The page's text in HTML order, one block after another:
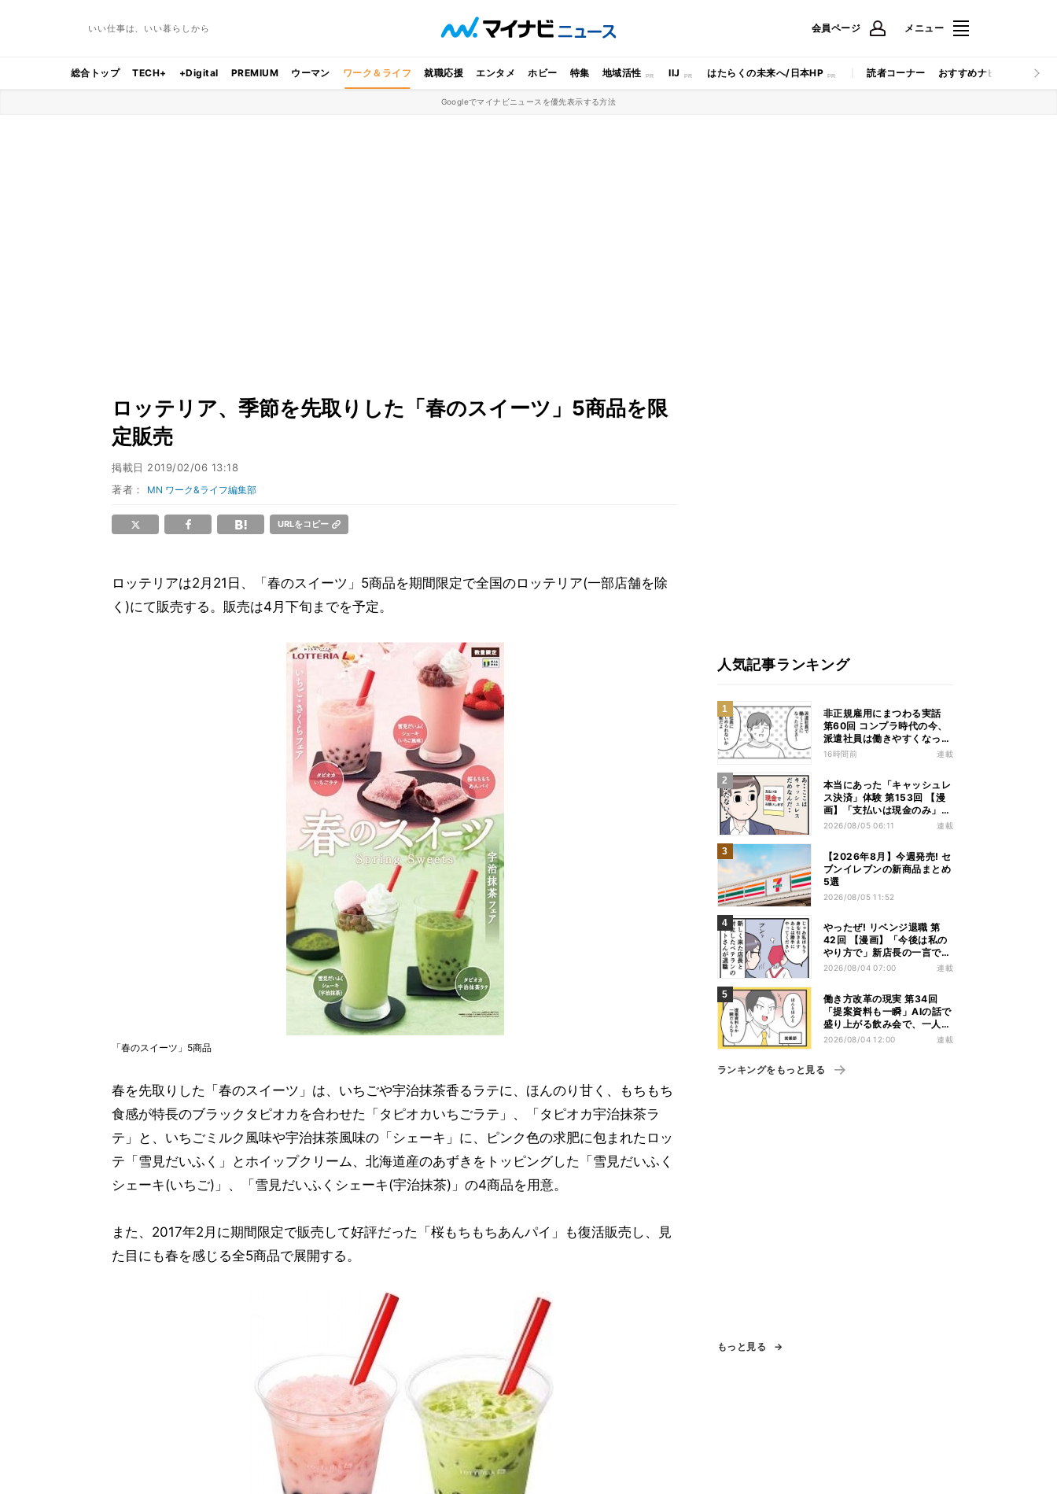
いい仕事は、いい暮らしから 会員ページ メニュー
総合トップ TECH+ +Digital PREMIUM ウーマン ワーク＆ライフ 就職応援 エンタメ ホビー 特集 地域活性 IIJ はたらくの未来へ/日本HP 読者コーナー おすすめナビ マイナビ
Googleでマイナビニュースを優先表示する方法
ロッテリア、季節を先取りした「春のスイーツ」5商品を限
定販売
掲載日 2019/02/06 13:18
著者： MN ワーク&ライフ編集部
URLをコピー
ロッテリアは2月21日、「春のスイーツ」5商品を期間限定で全国のロッテリア(一部店舗を除
く)にて販売する。販売は4月下旬までを予定。
「春のスイーツ」5商品
春を先取りした「春のスイーツ」は、いちごや宇治抹茶香るラテに、ほんのり甘く、もちもち
食感が特長のブラックタピオカを合わせた「タピオカいちごラテ」、「タピオカ宇治抹茶ラ
テ」と、いちごミルク風味や宇治抹茶風味の「シェーキ」に、ピンク色の求肥に包まれたロッ
テ「雪見だいふく」とホイップクリーム、北海道産のあずきをトッピングした「雪見だいふく
シェーキ(いちご)」、「雪見だいふくシェーキ(宇治抹茶)」の4商品を用意。
また、2017年2月に期間限定で販売して好評だった「桜もちもちあんパイ」も復活販売し、見
た目にも春を感じる全5商品で展開する。
人気記事ランキング
非正規雇用にまつわる実話
第60回 コンプラ時代の今、
派遣社員は働きやすくなっ
た?
16時間前 連載
本当にあった「キャッシュレ
ス決済」体験 第153回 【漫
画】「支払いは現金のみ」と
分かっていたのに……会計で
2026/08/05 06:11 連載
【2026年8月】今週発売! セ
ブンイレブンの新商品まとめ
5選
2026/08/05 11:52
やったぜ! リベンジ退職 第
42回 【漫画】「今後は私の
やり方で」新店長の一言でベ
テラン退職→崩壊した現場
2026/08/04 07:00 連載
働き方改革の現実 第34回
「提案資料も一瞬」AIの話で
盛り上がる飲み会で、一人だ
け笑えなかった理由
2026/08/04 12:00 連載
ランキングをもっと見る
もっと見る